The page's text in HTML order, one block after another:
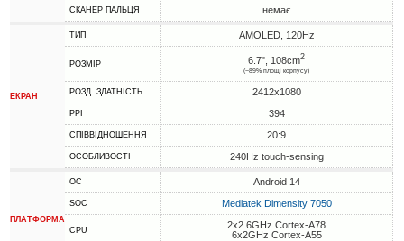
СКАНЕР ПАЛЬЦЯ немає
ЕКРАН
ТИП AMOLED, 120Hz
РОЗМІР 6.7", 108cm2
(~89% площі корпусу)
РОЗД. ЗДАТНІСТЬ 2412x1080
PPI 394
СПІВВІДНОШЕННЯ 20:9
ОСОБЛИВОСТІ 240Hz touch-sensing
ПЛАТФОРМА
ОС Android 14
SOC Mediatek Dimensity 7050
CPU
2x2.6GHz Cortex-A78
6x2GHz Cortex-A55